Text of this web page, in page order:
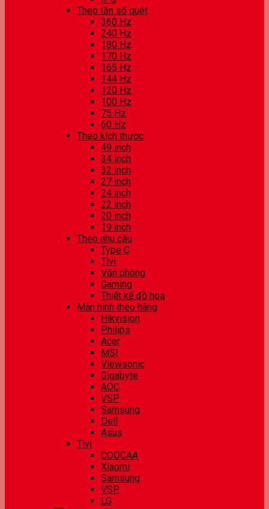
Theo tần số quét
360 Hz
240 Hz
180 Hz
170 Hz
165 Hz
144 Hz
120 Hz
100 Hz
75 Hz
60 Hz
Theo kích thước
49 inch
34 inch
32 inch
27 inch
24 inch
22 inch
20 inch
19 inch
Theo nhu cầu
Type C
Tivi
Văn phòng
Gaming
Thiết kế đồ hoạ
Màn hình theo hãng
Hikvision
Philips
Acer
MSI
Viewsonic
Gigabyte
AOC
VSP
Samsung
Dell
Asus
Tivi
COOCAA
Xiaomi
Samsung
VSP
LG